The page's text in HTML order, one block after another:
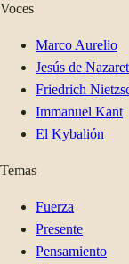
Voces
Marco Aurelio
Jesús de Nazaret
Friedrich
Immanuel Kant
El Kybalión
Temas
Fuerza
Presente
Pensamiento